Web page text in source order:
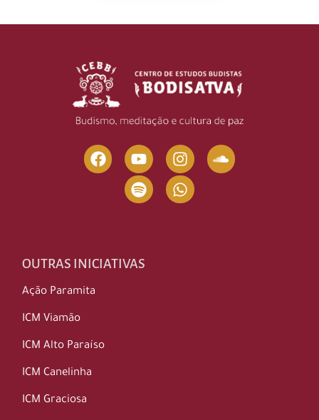
OUTRAS INICIATIVAS
Ação Paramita
ICM Viamão
ICM Alto Paraíso
ICM Canelinha
ICM Graciosa